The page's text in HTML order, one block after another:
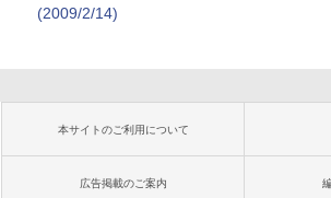
(2009/2/14)
本サイトのご利用について
広告掲載のご案内